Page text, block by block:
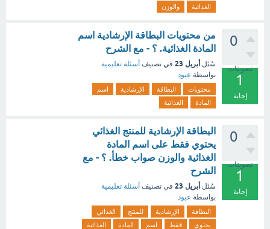
الغذائية
والوزن
0
تصويتات
1
إجابة
من محتويات البطاقة الإرشادية اسم
المادة الغذائية. ؟ - مع الشرح
سُئل أبريل 23 في تصنيف أسئلة تعليمية
بواسطة عبود
محتويات البطاقة الإرشادية
اسم
المادة
الغذائية
0
تصويتات
1
إجابة
البطاقة الإرشادية للمنتج الغذائي
يحتوي فقط على اسم المادة
الغذائية والوزن صواب خطأ. ؟ - مع
الشرح
سُئل أبريل 23 في تصنيف أسئلة تعليمية
بواسطة عبود
البطاقة الإرشادية للمنتج
الغذائي
يحتوي
فقط اسم المادة
الغذائية